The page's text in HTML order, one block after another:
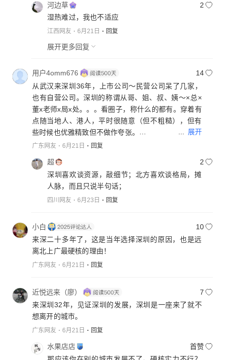
河边草
2
湿热难过，我也不适应
江西网友 6月21日 回复
展开更多回复
用户4omm676
14
从武汉来深圳36年，上市公司～民营公司呆了几家，
也有自营公司。深圳的称谓从哥、姐、叔、姨～×总×
董x老师x局x处。。。看圈子，称什么的都有。穿着有
点随当地人、港人，平时很随意（但不粗糙），但有
些时候也优雅精致但不做作夸张。
基本格调是象这里的海风，轻松、随意、自由，没有
深圳人回内地最不习惯的是，一个合作谈了又谈，就
是难落地，不信任你吧，合作不成，信任你吧，且得
慢慢培养感情呢，嘴上讲的和心里想的不太一样。深
圳人相对简单，你有啥我有啥，怎么做，怎么分，行
... 展开
广东网友 6月21日 回复
超
2
深圳喜欢谈资源，敲细节；北方喜欢谈格局，摊
人脉，而且只说半句话；
四川网友 6月23日 回复
小白
10
来深二十多年了，这是当年选择深圳的原因，也是远
离北上广最硬核的理由！
广东网友 6月21日 回复
近悦远来（廖）
7
来深圳32年，见证深圳的发展，深圳是一座来了就不
想离开的城市。
广东网友 6月21日 回复
水果店店
首赞